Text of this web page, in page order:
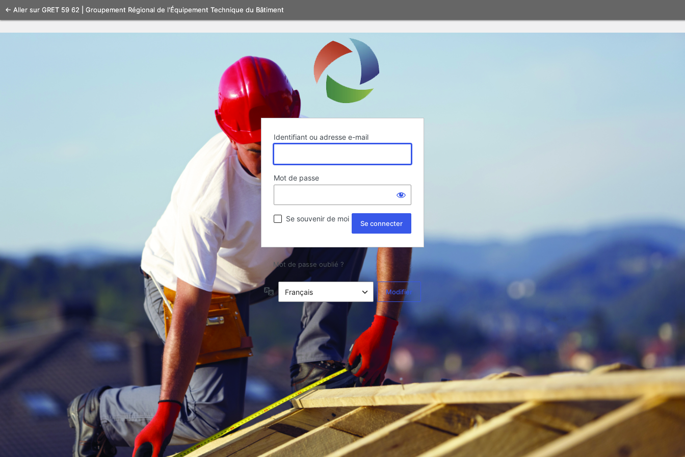
Se
connecter
Identifiant ou adresse e-mail
Mot de passe
Se souvenir de moi
Mot de passe oublié ?
← Aller sur GRET 59 62 | Groupement Régional de l'Équipement Technique du Bâtiment
Langue